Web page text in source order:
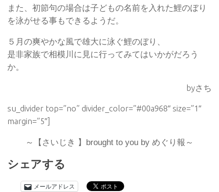
また、初節句の場合は子どもの名前を入れた鯉のぼり
を泳がせる事もできるようだ。
５月の爽やかな風で雄大に泳ぐ鯉のぼり、
是非家族で相模川に見に行ってみてはいかがだろう
か。
byさち
su_divider top=”no” divider_color=”#00a968″ size=”1″
margin=”5″]
～【さいじき 】 brought to you by めぐり報～
シェアする
メールアドレス